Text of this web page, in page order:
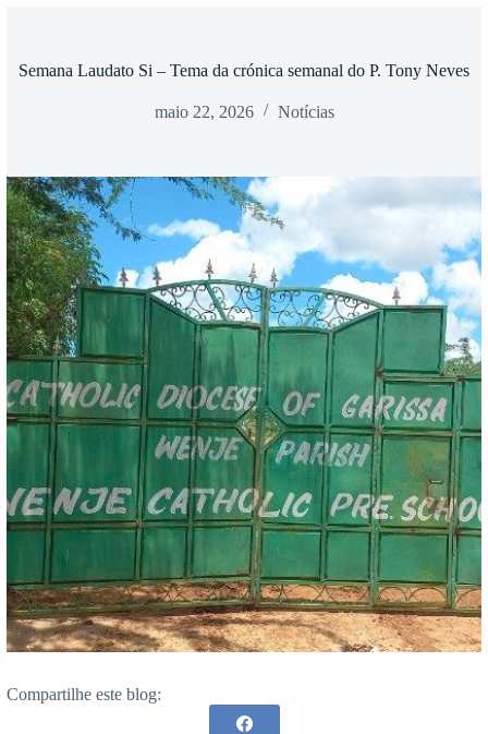
Semana Laudato Si – Tema da crónica semanal do P. Tony Neves
maio 22, 2026 Notícias
Compartilhe este blog: